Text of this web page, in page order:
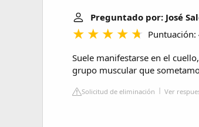
Preguntado por: José
Suele manifestarse en el
grupo muscular que
Solicitud de eliminación Ver